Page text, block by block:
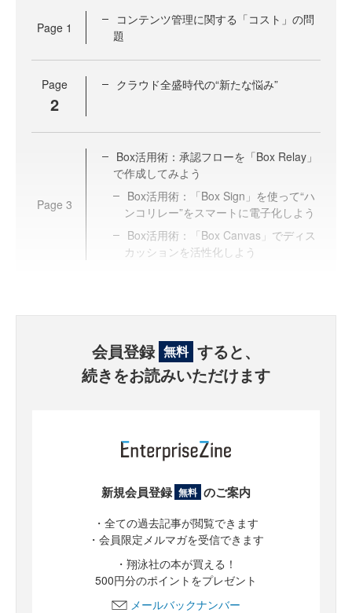
Page 1
コンテンツ管理に関する「コスト」の問
題
Page
2
クラウド全盛時代の“新たな悩み”
Page 3
Box活用術：承認フローを「Box Relay」
で作成してみよう
Box活用術：「Box Sign」を使って“ハ
ンコリレー”をスマートに電子化しよう
Box活用術：「Box Canvas」でディス
カッションを活性化しよう
会員登録 無料 すると、
続きをお読みいただけます
新規会員登録 無料 のご案内
・全ての過去記事が閲覧できます
・会員限定メルマガを受信できます
・翔泳社の本が買える！
500円分のポイントをプレゼント
メールバックナンバー